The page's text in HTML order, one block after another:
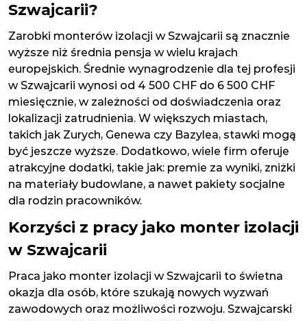
Szwajcarii?
Zarobki monterów izolacji w Szwajcarii są znacznie
wyższe niż średnia pensja w wielu krajach
europejskich. Średnie wynagrodzenie dla tej profesji
w Szwajcarii wynosi od 4 500 CHF do 6 500 CHF
miesięcznie, w zależności od doświadczenia oraz
lokalizacji zatrudnienia. W większych miastach,
takich jak Zurych, Genewa czy Bazylea, stawki mogą
być jeszcze wyższe. Dodatkowo, wiele firm oferuje
atrakcyjne dodatki, takie jak: premie za wyniki, zniżki
na materiały budowlane, a nawet pakiety socjalne
dla rodzin pracowników.
Korzyści z pracy jako monter izolacji
w Szwajcarii
Praca jako monter izolacji w Szwajcarii to świetna
okazja dla osób, które szukają nowych wyzwań
zawodowych oraz możliwości rozwoju. Szwajcarski